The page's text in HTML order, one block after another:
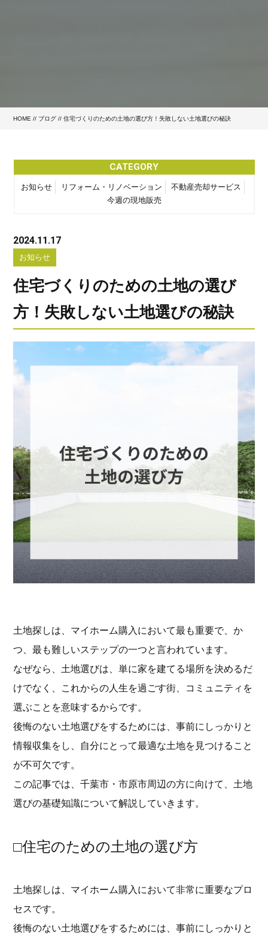
HOME // ブログ // 住宅づくりのための土地の選び方！失敗しない土地選びの秘訣
CATEGORY
お知らせ リフォーム・リノベーション
不動産売却サービス
今週の現地販売
2024.11.17
お知らせ
住宅づくりのための土地の選び
方！失敗しない土地選びの秘訣
土地探しは、マイホーム購入において最も重要で、か
つ、最も難しいステップの一つと言われています。
なぜなら、土地選びは、単に家を建てる場所を決めるだ
けでなく、これからの人生を過ごす街、コミュニティを
選ぶことを意味するからです。
後悔のない土地選びをするためには、事前にしっかりと
情報収集をし、自分にとって最適な土地を見つけること
が不可欠です。
この記事では、千葉市・市原市周辺の方に向けて、土地
選びの基礎知識について解説していきます。
□住宅のための土地の選び方
土地探しは、マイホーム購入において非常に重要なプロ
セスです。
後悔のない土地選びをするためには、事前にしっかりと